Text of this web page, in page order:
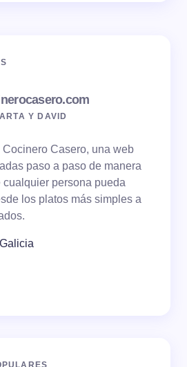
Y DAVID
Casero, una web
paso a paso de manera
persona pueda
los platos más simples a